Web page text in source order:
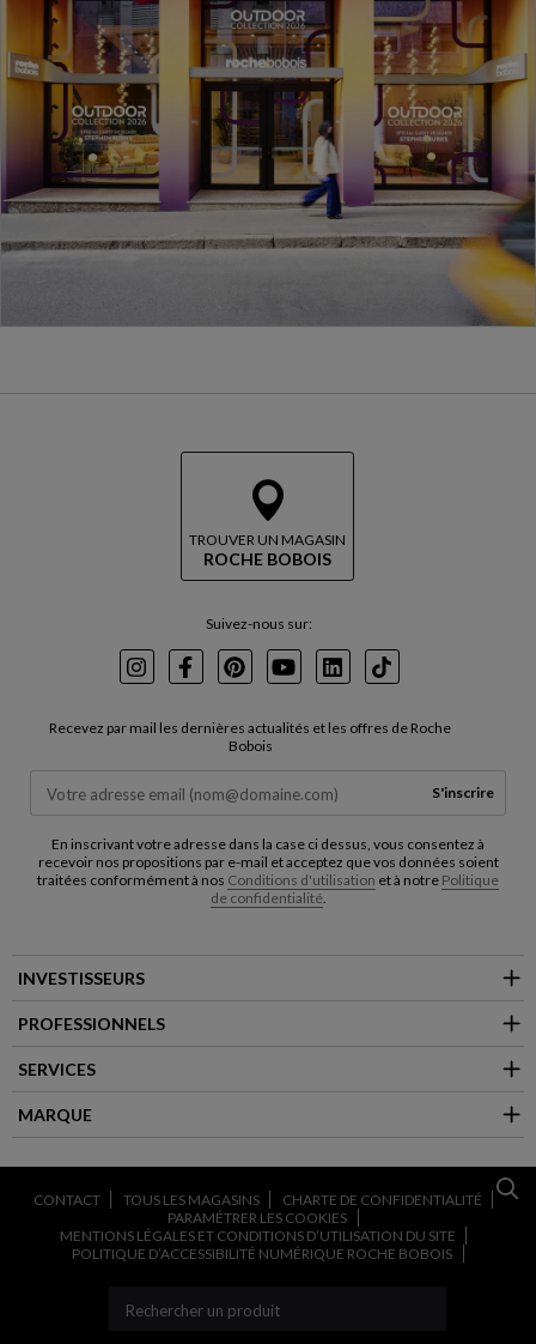
TROUVER UN MAGASIN
ROCHE BOBOIS
Suivez-nous sur:
InstagramFacebookPinterest
YoutubeLinkedInTikTok
Recevez par mail les dernières actualités et les offres de Roche
Bobois
S'inscrire
En inscrivant votre adresse dans la case ci dessus, vous consentez à
recevoir nos propositions par e-mail et acceptez que vos données soient
traitées conformément à nos Conditions d'utilisation et à notre Politique
de confidentialité.
INVESTISSEURS
PROFESSIONNELS
SERVICES
MARQUE
CONTACT TOUS LES MAGASINS
CHARTE DE CONFIDENTIALITÉ
PARAMÉTRER LES COOKIES
MENTIONS LÉGALES ET CONDITIONS D’UTILISATION DU SITE
POLITIQUE D’ACCESSIBILITÉ NUMÉRIQUE ROCHE BOBOIS